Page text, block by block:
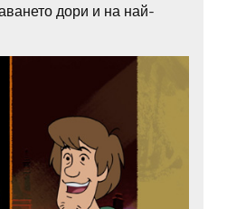
дори и на най-